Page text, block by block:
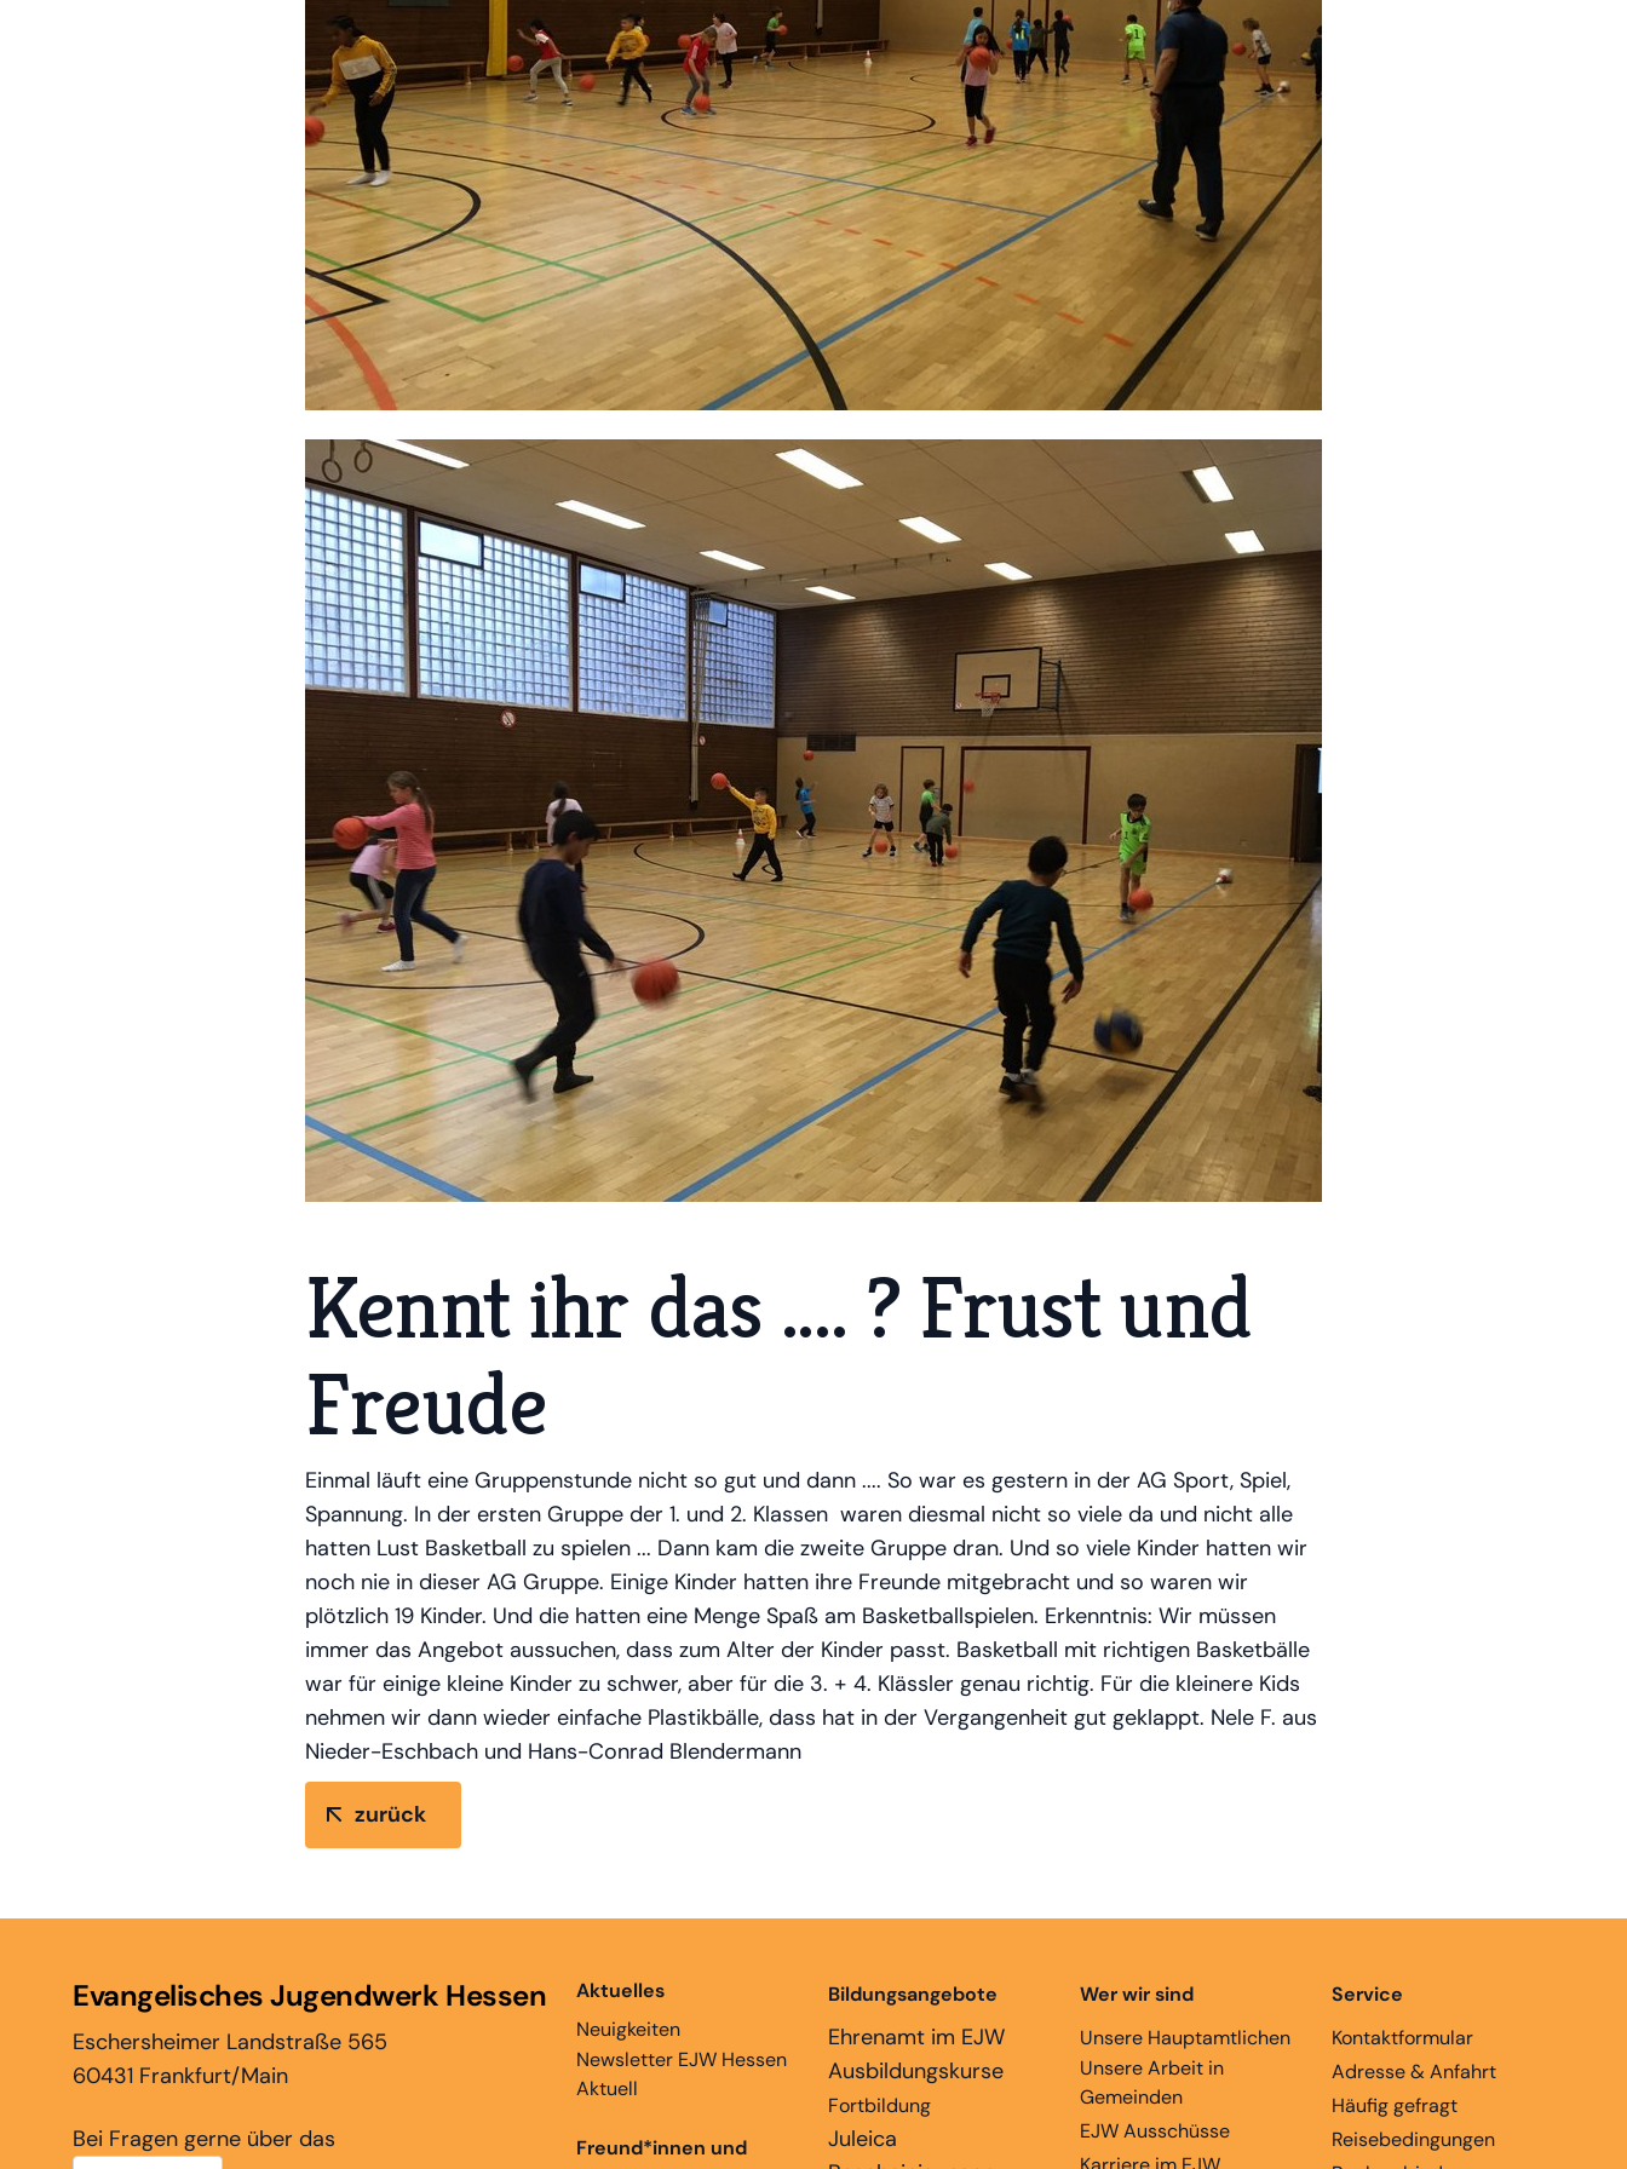
Kennt ihr das .... ? Frust und
Freude
Einmal läuft eine Gruppenstunde nicht so gut und dann .... So war es gestern in der AG Sport, Spiel,
Spannung. In der ersten Gruppe der 1. und 2. Klassen waren diesmal nicht so viele da und nicht alle
hatten Lust Basketball zu spielen ... Dann kam die zweite Gruppe dran. Und so viele Kinder hatten wir
noch nie in dieser AG Gruppe. Einige Kinder hatten ihre Freunde mitgebracht und so waren wir
plötzlich 19 Kinder. Und die hatten eine Menge Spaß am Basketballspielen. Erkenntnis: Wir müssen
immer das Angebot aussuchen, dass zum Alter der Kinder passt. Basketball mit richtigen Basketbälle
war für einige kleine Kinder zu schwer, aber für die 3. + 4. Klässler genau richtig. Für die kleinere Kids
nehmen wir dann wieder einfache Plastikbälle, dass hat in der Vergangenheit gut geklappt. Nele F. aus
Nieder-Eschbach und Hans-Conrad Blendermann
zurück
Evangelisches Jugendwerk Hessen
Eschersheimer Landstraße 565
60431 Frankfurt/Main
Bei Fragen gerne über das
Aktuelles
Neuigkeiten
Newsletter EJW Hessen
Aktuell
Freund*innen und
Bildungsangebote
Ehrenamt im EJW
Ausbildungskurse
Fortbildung
Juleica
Wer wir sind
Unsere Hauptamtlichen
Unsere Arbeit in
Gemeinden
EJW Ausschüsse
Service
Kontaktformular
Adresse & Anfahrt
Häufig gefragt
Reisebedingungen